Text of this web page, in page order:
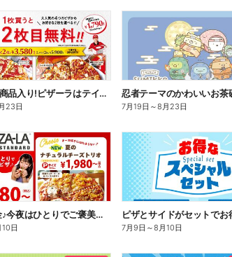
話題のCM商品入り!ピザーラはテイクアウトがお得!2枚目無料
23日 7月19日 ～8月23日
今日は華金♪今夜はひとりでご褒美ピザ!ピザーラトリオ
日 7月9日 ～8月10日